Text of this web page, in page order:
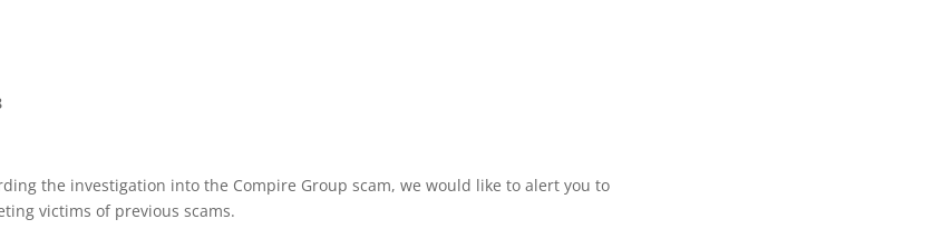
the investigation into the Compire Group scam, we would like to alert you to
victims of previous scams.